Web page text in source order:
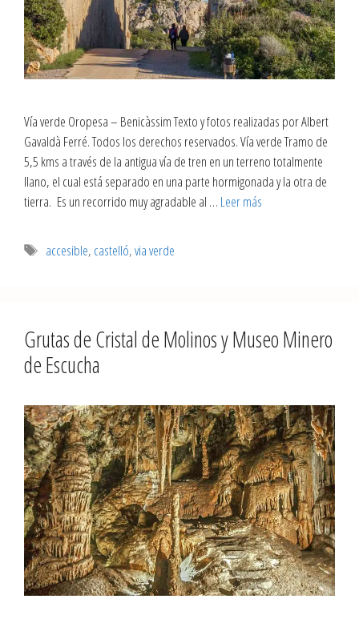
Vía verde Oropesa – Benicàssim Texto y fotos realizadas por Albert
Gavaldà Ferré. Todos los derechos reservados. Vía verde Tramo de
5,5 kms a través de la antigua vía de tren en un terreno totalmente
llano, el cual está separado en una parte hormigonada y la otra de
tierra. Es un recorrido muy agradable al … Leer más
accesible, castelló,via verde
Grutas de Cristal de Molinos y Museo Minero
de Escucha